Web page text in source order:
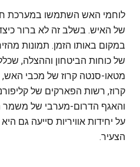
לוחמי האש השתמשו במערכת
של האיש. בשלב זה לא ברור
במקום באותו הזמן. תמונות
של כוחות הביטחון וההצלה,
מטאו-סנטה קרוז של מכבי
קרוז, רשות הפארקים של
והאגף הדרום-מערבי של משמר
על יחידות אוויריות סייעה גם
הצעיר.